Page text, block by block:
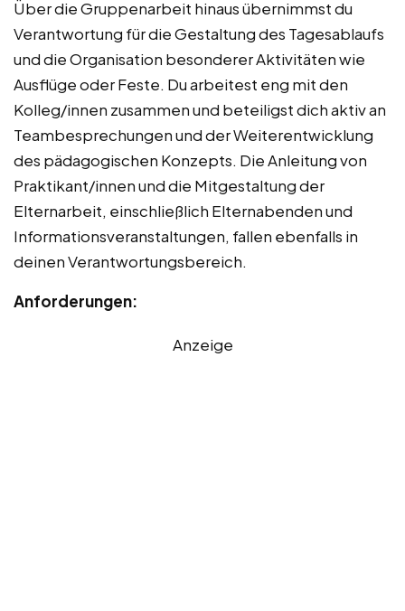
Über die Gruppenarbeit hinaus übernimmst du
Verantwortung für die Gestaltung des Tagesablaufs
und die Organisation besonderer Aktivitäten wie
Ausflüge oder Feste. Du arbeitest eng mit den
Kolleg/innen zusammen und beteiligst dich aktiv an
Teambesprechungen und der Weiterentwicklung
des pädagogischen Konzepts. Die Anleitung von
Praktikant/innen und die Mitgestaltung der
Elternarbeit, einschließlich Elternabenden und
Informationsveranstaltungen, fallen ebenfalls in
deinen Verantwortungsbereich.
Anforderungen:
Anzeige